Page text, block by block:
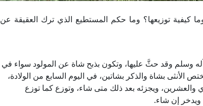
كيفية توزيعها؟ وما حكم المستطيع الذي ترك العقيقة عن
وسلم وقد حثَّ عليها، وتكون بذبح شاة عن المولود سواء في
الأنثى بشاة والذكر بشاتين، في اليوم السابع من الولادة،
والعشرين، ويجزئه بعد ذلك متى شاء، وتوزع كما توزع
ويدخر إن شاء.